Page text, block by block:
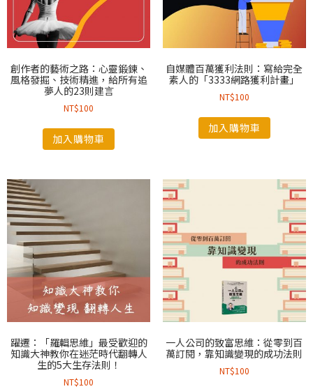
創作者的藝術之路：心靈鍛鍊、
風格發掘、技術精進，給所有追
夢人的23則建言
NT$100
加入購物車
自媒體百萬獲利法則：寫給完全
素人的「3333網路獲利計畫」
NT$100
加入購物車
躍遷：「羅輯思維」最受歡迎的
知識大神教你在迷茫時代翻轉人
生的5大生存法則！
NT$100
一人公司的致富思維：從零到百
萬訂閱，靠知識變現的成功法則
NT$100